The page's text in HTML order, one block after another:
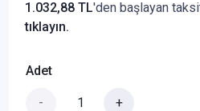
1.032,88 TL'den başlayan
tıklayın.
Adet
- +